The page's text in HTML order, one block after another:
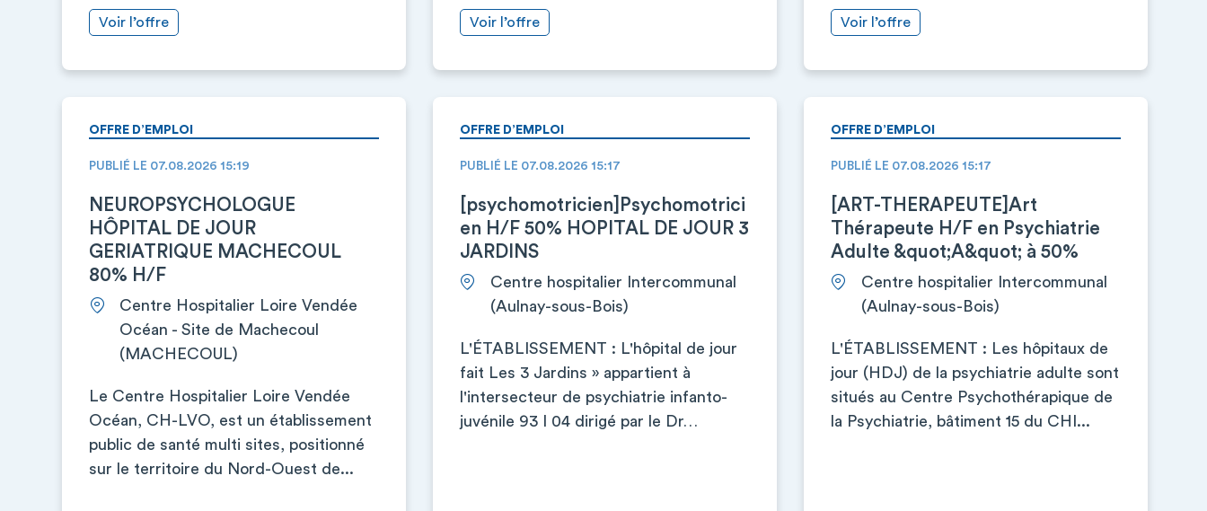
Voir l’offre Voir l’offre Voir l’offre
OFFRE D’EMPLOI
PUBLIÉ LE 07.08.2026 15:19
NEUROPSYCHOLOGUE
HÔPITAL DE JOUR
GERIATRIQUE MACHECOUL
80% H/F
Centre Hospitalier Loire Vendée
Océan - Site de Machecoul
(MACHECOUL)
Le Centre Hospitalier Loire Vendée
Océan, CH-LVO, est un établissement
public de santé multi sites, positionné
sur le territoire du Nord-Ouest de...
OFFRE D’EMPLOI
PUBLIÉ LE 07.08.2026 15:17
[psychomotricien]Psychomotrici
en H/F 50% HOPITAL DE JOUR 3
JARDINS
Centre hospitalier Intercommunal
(Aulnay-sous-Bois)
L'ÉTABLISSEMENT : L'hôpital de jour
fait Les 3 Jardins » appartient à
l'intersecteur de psychiatrie infanto-
juvénile 93 I 04 dirigé par le Dr…
OFFRE D’EMPLOI
PUBLIÉ LE 07.08.2026 15:17
[ART-THERAPEUTE]Art
Thérapeute H/F en Psychiatrie
Adulte &quot;A&quot; à 50%
Centre hospitalier Intercommunal
(Aulnay-sous-Bois)
L'ÉTABLISSEMENT : Les hôpitaux de
jour (HDJ) de la psychiatrie adulte sont
situés au Centre Psychothérapique de
la Psychiatrie, bâtiment 15 du CHI...